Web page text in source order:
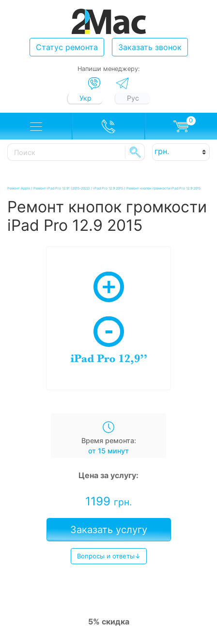
Статус ремонта Заказать звонок
Напиши менеджеру:
Укр Рус
0
Ремонт Apple / Ремонт iPad Pro 12.9" (2015-2022) / iPad Pro 12.9 2015 / Ремонт кнопок громкости iPad Pro 12.9 2015
Ремонт кнопок громкости
iPad Pro 12.9 2015
Время ремонта:
от 15 минут
Цена за услугу:
1199 грн.
Заказать услугу
Вопросы и ответы↓
5% скидка